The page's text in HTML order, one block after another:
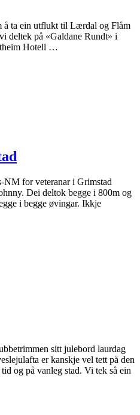
å ta ein utflukt til Lærdal og Flåm
deltek på «Galdane Rundt» i
Hotell …
NM for veteranar i Grimstad
Dei deltok begge i 800m og
i begge øvingar. Ikkje
sitt julebord laurdag
er kanskje vel tett på den
og på vanleg stad. Vi tek så ein